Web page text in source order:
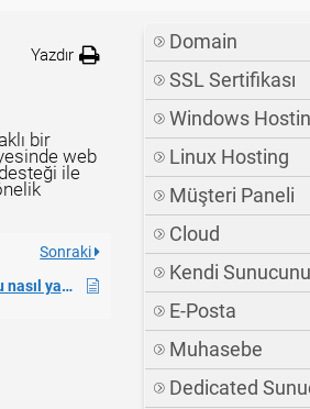
Yazdır
bir
web
ile
Sonraki
Ucuz hosting içerisinde wordpress kurulumu nasıl yapılır?
Domain
SSL Sertifikası
Windows
Linux Hosting
Müşteri Paneli
Cloud
Kendi
E-Posta
Muhasebe
Dedicated